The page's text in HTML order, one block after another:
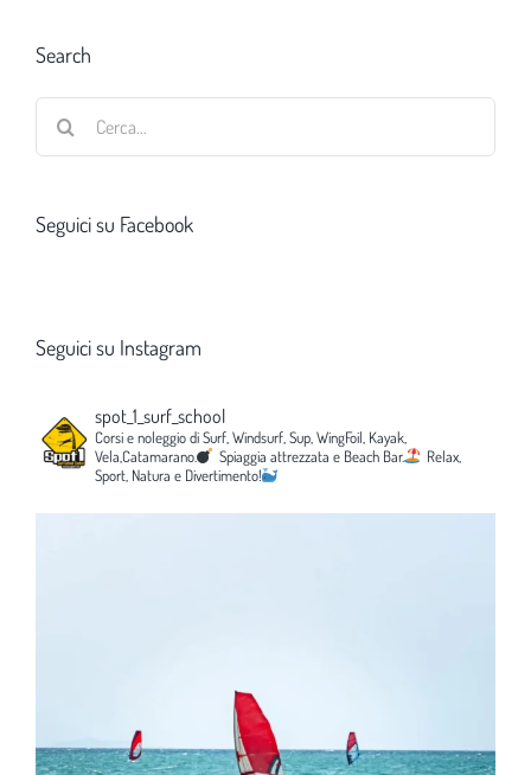
Search
Cerca
Seguici su Facebook
Seguici su Instagram
spot_1_surf_school
Corsi e noleggio di Surf, Windsurf, Sup, WingFoil, Kayak,
Vela,Catamarano.
Spiaggia attrezzata e Beach Bar.
Relax,
Sport, Natura e Divertimento!